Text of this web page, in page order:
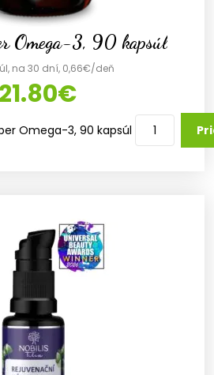
Omega-3, 90 kapsúl
na 30 dní, 0,66€/deň
21.80€
Omega-3, 90 kapsúl